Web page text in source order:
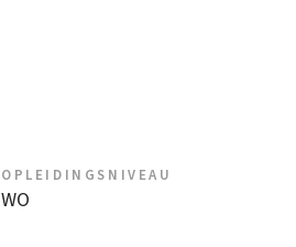
OPLEIDINGSNIVEAU
WO